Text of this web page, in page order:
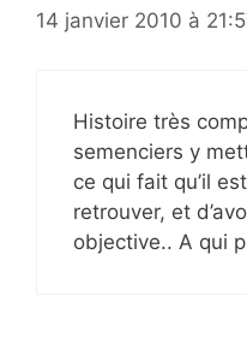
14 janvier 2010 à
Histoire très
semenciers y
ce qui fait qu’il
retrouver, et
objective.. A qui